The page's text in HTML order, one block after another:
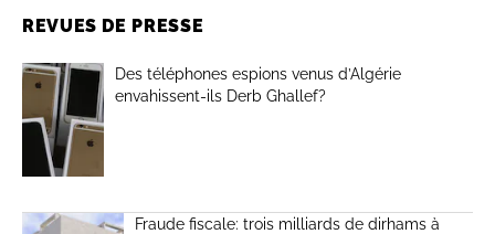
REVUES DE PRESSE
Des téléphones espions venus d’Algérie
envahissent-ils Derb Ghallef?
Fraude fiscale: trois milliards de dirhams à